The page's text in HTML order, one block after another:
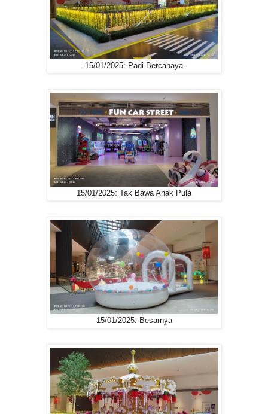
15/01/2025: Padi Bercahaya
15/01/2025: Tak Bawa Anak Pula
15/01/2025: Besarnya